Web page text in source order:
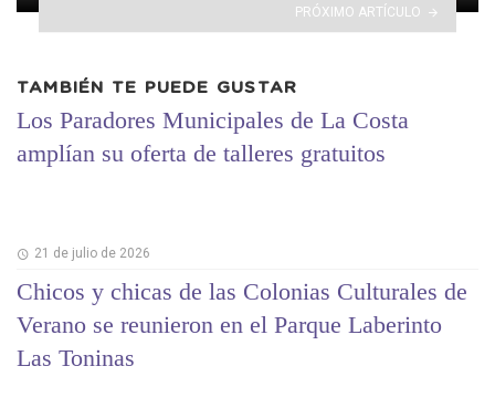
PRÓXIMO ARTÍCULO
TAMBIÉN TE PUEDE GUSTAR
Los Paradores Municipales de La Costa
amplían su oferta de talleres gratuitos
21 de julio de 2026
Chicos y chicas de las Colonias Culturales de
Verano se reunieron en el Parque Laberinto
Las Toninas